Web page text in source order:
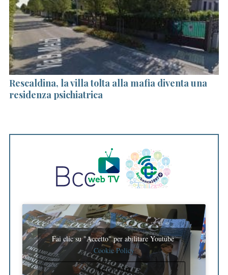
Rescaldina, la villa tolta alla mafia diventa una
residenza psichiatrica
Fai clic su "Accetto" per abilitare Youtube
Cookie Policy
ACCETTO